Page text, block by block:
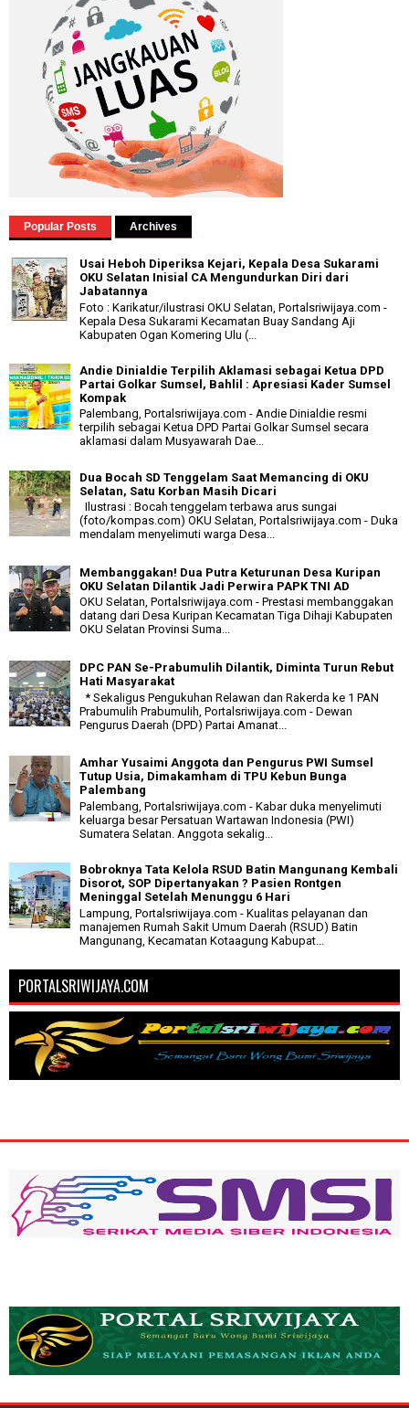
Popular Posts Archives
Usai Heboh Diperiksa Kejari, Kepala Desa Sukarami
OKU Selatan Inisial CA Mengundurkan Diri dari
Jabatannya
Foto : Karikatur/ilustrasi OKU Selatan, Portalsriwijaya.com -
Kepala Desa Sukarami Kecamatan Buay Sandang Aji
Kabupaten Ogan Komering Ulu (...
Andie Dinialdie Terpilih Aklamasi sebagai Ketua DPD
Partai Golkar Sumsel, Bahlil : Apresiasi Kader Sumsel
Kompak
Palembang, Portalsriwijaya.com - Andie Dinialdie resmi
terpilih sebagai Ketua DPD Partai Golkar Sumsel secara
aklamasi dalam Musyawarah Dae...
Dua Bocah SD Tenggelam Saat Memancing di OKU
Selatan, Satu Korban Masih Dicari
Ilustrasi : Bocah tenggelam terbawa arus sungai
(foto/kompas.com) OKU Selatan, Portalsriwijaya.com - Duka
mendalam menyelimuti warga Desa...
Membanggakan! Dua Putra Keturunan Desa Kuripan
OKU Selatan Dilantik Jadi Perwira PAPK TNI AD
OKU Selatan, Portalsriwijaya.com - Prestasi membanggakan
datang dari Desa Kuripan Kecamatan Tiga Dihaji Kabupaten
OKU Selatan Provinsi Suma...
DPC PAN Se-Prabumulih Dilantik, Diminta Turun Rebut
Hati Masyarakat
* Sekaligus Pengukuhan Relawan dan Rakerda ke 1 PAN
Prabumulih Prabumulih, Portalsriwijaya.com - Dewan
Pengurus Daerah (DPD) Partai Amanat...
Amhar Yusaimi Anggota dan Pengurus PWI Sumsel
Tutup Usia, Dimakamham di TPU Kebun Bunga
Palembang
Palembang, Portalsriwijaya.com - Kabar duka menyelimuti
keluarga besar Persatuan Wartawan Indonesia (PWI)
Sumatera Selatan. Anggota sekalig...
Bobroknya Tata Kelola RSUD Batin Mangunang Kembali
Disorot, SOP Dipertanyakan ? Pasien Rontgen
Meninggal Setelah Menunggu 6 Hari
Lampung, Portalsriwijaya.com - Kualitas pelayanan dan
manajemen Rumah Sakit Umum Daerah (RSUD) Batin
Mangunang, Kecamatan Kotaagung Kabupat...
PORTALSRIWIJAYA.COM